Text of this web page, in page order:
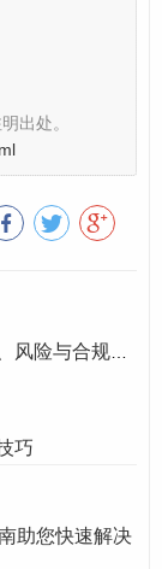
法分子利
损失，官方不
指引、状态
技术渠道快
易钱包官方指
欧易钱包官方
出处。
巧
助您快速解决